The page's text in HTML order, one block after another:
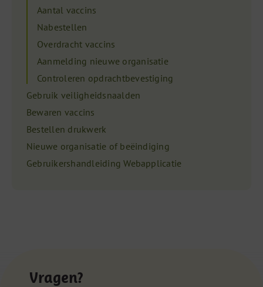
Aantal vaccins
Nabestellen
Overdracht vaccins
Aanmelding nieuwe organisatie
Controleren opdrachtbevestiging
Gebruik veiligheidsnaalden
Bewaren vaccins
Bestellen drukwerk
Nieuwe organisatie of beëindiging
Gebruikershandleiding Webapplicatie
Vragen?